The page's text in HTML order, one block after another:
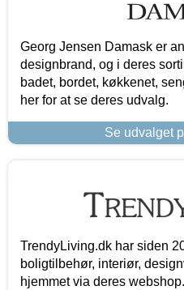
Georg Jensen Damask er
designbrand, og i deres
badet, bordet, køkkenet,
her for at se deres udvalg.
Se udvalget
TrendyLiving.dk har siden
boligtilbehør, interiør,
hjemmet via deres